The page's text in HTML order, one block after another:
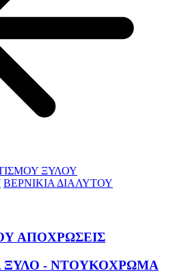
ΞΥΛΟΥ
ΒΕΡΝΙΚΙΑ ΔΙΑΛΥΤΟΥ
ΑΠΟΧΡΩΣΕΙΣ
ΞΥΛΟ - ΝΤΟΥΚΟΧΡΩΜΑ